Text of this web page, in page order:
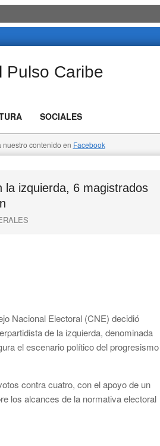
SOCIALES
nuestro contenido en Facebook
la izquierda, 6 magistrados
Nacional Electoral (CNE) decidió
de la izquierda, denominada
el escenario político del progresismo
contra cuatro, con el apoyo de un
los alcances de la normativa electoral